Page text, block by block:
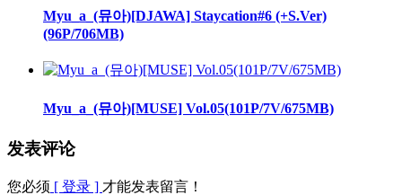
Myu_a_(뮤아)[DJAWA] Staycation#6 (+S.Ver)
(96P/706MB)
Myu_a_(뮤아)[MUSE] Vol.05(101P/7V/675MB)
发表评论
您必须 [ 登录 ] 才能发表留言！